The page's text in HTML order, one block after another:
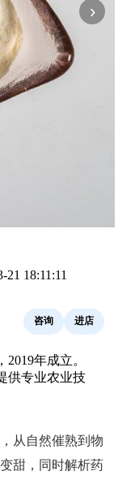
›
21 18:11:11
咨询 进店
年成立。
供专业农业技
从自然催熟到物
甜，同时解析药